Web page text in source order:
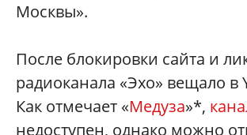
Москвы».
После блокировки сайта и
радиоканала «Эхо» вещало в
Как отмечает «Медуза»*,
недоступен, однако можно